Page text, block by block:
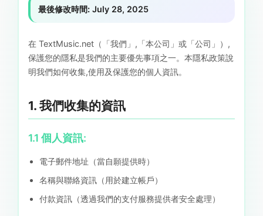
最後修改時間:July 28, 2025
在 TextMusic.net（「我們」,「本公司」或「公司」）,
保護您的隱私是我們的主要優先事項之一。本隱私政策說
明我們如何收集,使用及保護您的個人資訊。
1. 我們收集的資訊
1.1 個人資訊:
電子郵件地址（當自願提供時）
名稱與聯絡資訊（用於建立帳戶）
付款資訊（透過我們的支付服務提供者安全處理）